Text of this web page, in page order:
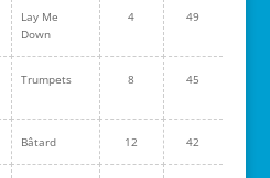
Lay Me
Down
4 49
Trumpets 8 45
Bâtard 12 42